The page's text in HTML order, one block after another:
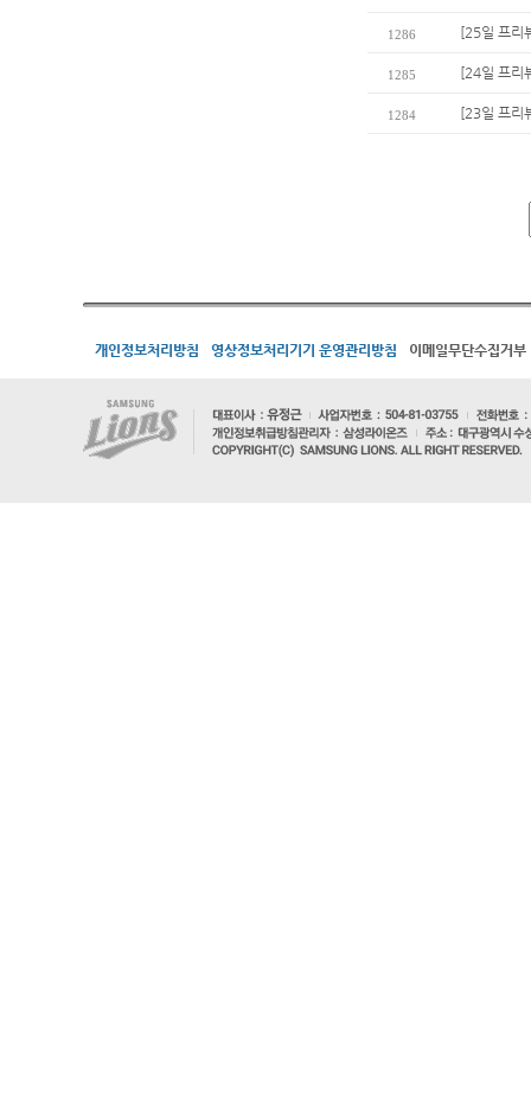
1286 [25일 프리
1285 [24일 프리
1284 [23일 프리
개인정보처리방침 영상정보처리기기 운영관리방침 이메일무단수집거부